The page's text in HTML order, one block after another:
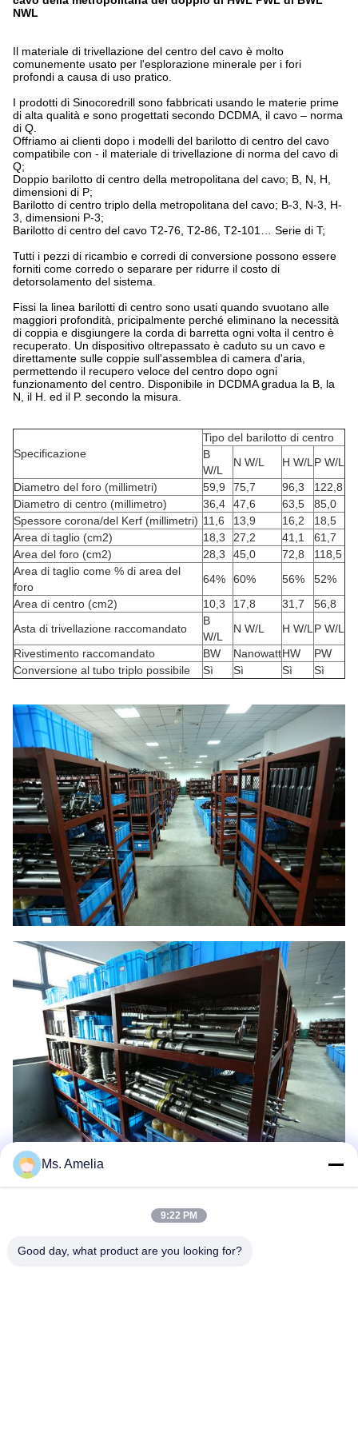
NWL
Il materiale di trivellazione del centro del cavo è molto
comunemente usato per l'esplorazione minerale per i fori
profondi a causa di uso pratico.
I prodotti di Sinocoredrill sono fabbricati usando le materie prime
di alta qualità e sono progettati secondo DCDMA, il cavo – norma
di Q.
Offriamo ai clienti dopo i modelli del barilotto di centro del cavo
compatibile con - il materiale di trivellazione di norma del cavo di
Q;
Doppio barilotto di centro della metropolitana del cavo; B, N, H,
dimensioni di P;
Barilotto di centro triplo della metropolitana del cavo; B-3, N-3, H-
3, dimensioni P-3;
Barilotto di centro del cavo T2-76, T2-86, T2-101… Serie di T;
Tutti i pezzi di ricambio e corredi di conversione possono essere
forniti come corredo o separare per ridurre il costo di
detorsolamento del sistema.
Fissi la linea barilotti di centro sono usati quando svuotano alle
maggiori profondità, pricipalmente perché eliminano la necessità
di coppia e disgiungere la corda di barretta ogni volta il centro è
recuperato. Un dispositivo oltrepassato è caduto su un cavo e
direttamente sulle coppie sull'assemblea di camera d'aria,
permettendo il recupero veloce del centro dopo ogni
funzionamento del centro. Disponibile in DCDMA gradua la B, la
N, il H. ed il P. secondo la misura.
Specificazione
Tipo del barilotto di centro
B
W/L
N W/L H W/L P W/L
Diametro del foro (millimetri)
59,9 75,7 96,3
122,8
Diametro di centro (millimetro)
36,4 47,6 63,5
85,0
Spessore corona/del Kerf (millimetri) 11,6 13,9 16,2
18,5
Area di taglio (cm2)
18,3 27,2 41,1
61,7
Area del foro (cm2)
28,3 45,0 72,8
118,5
Area di taglio come % di area del
foro
64% 60% 56%
52%
Area di centro (cm2)
10,3 17,8 31,7
56,8
Asta di trivellazione raccomandato
B
W/L
N W/L H W/L P W/L
Rivestimento raccomandato
BW NanowattHW
PW
Conversione al tubo triplo possibile
Sì Sì Sì Sì
Ms. Amelia
9:22 PM
Good day, what product are you looking for?